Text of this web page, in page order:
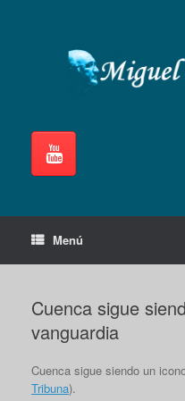
Menú
Cuenca sigue
vanguardia
Cuenca sigue siendo un
Tribuna).